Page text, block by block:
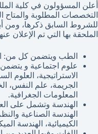
أعلن المسؤولون في كلية
التخصصات المطلوبة والمتاح
للشروط السابق ذكرها، ومن
الملحقة بها التي تم الإعلان
الطب ويتضمن كل من:
علوم اجتماعية و
الاستراتيجية، العلوم
الجريمة، علم النفس،
المعلومات الجغرافية.
الهندسة وتشمل على
الهندسة الصناعية
الكيميائية، الهندسة